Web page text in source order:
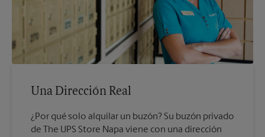
Una Dirección Real
¿Por qué solo alquilar un buzón? Su buzón privado
de The UPS Store Napa viene con una dirección